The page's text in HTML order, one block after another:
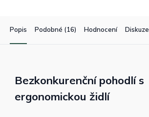
Popis Podobné (16) Hodnocení Diskuze
Bezkonkurenční pohodlí s
ergonomickou židlí